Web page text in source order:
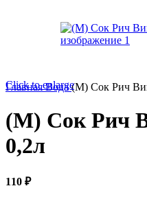
Click to enlarge
ГлавнаяВода(М) Сок Рич
(М) Сок Рич
0,2л
110 ₽